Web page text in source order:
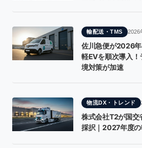
輸配送・TMS 2026
佐川急便が2026
軽EVを順次導入
境対策が加速
物流DX・トレンド
株式会社T2が国交
採択｜2027年度